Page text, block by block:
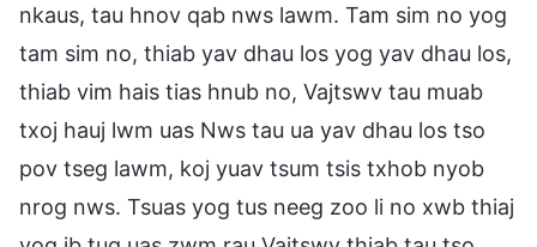
nkaus, tau hnov qab nws lawm. Tam sim no yog
tam sim no, thiab yav dhau los yog yav dhau los,
thiab vim hais tias hnub no, Vajtswv tau muab
txoj hauj lwm uas Nws tau ua yav dhau los tso
pov tseg lawm, koj yuav tsum tsis txhob nyob
nrog nws. Tsuas yog tus neeg zoo li no xwb thiaj